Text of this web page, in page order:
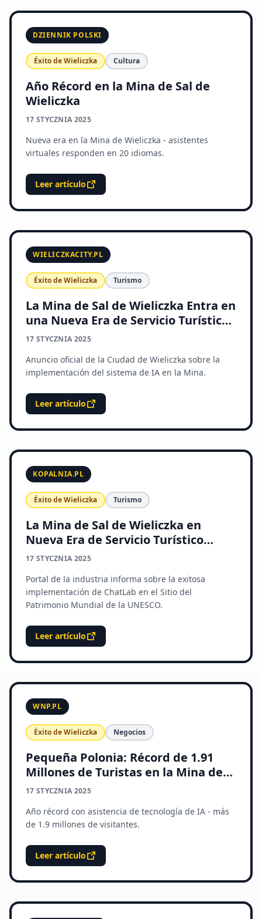
DZIENNIK POLSKI
Éxito de Wieliczka Cultura
Año Récord en la Mina de Sal de
Wieliczka
17 STYCZNIA 2025
Nueva era en la Mina de Wieliczka - asistentes
virtuales responden en 20 idiomas.
Leer artículo
WIELICZKACITY.PL
Éxito de Wieliczka Turismo
La Mina de Sal de Wieliczka Entra en
una Nueva Era de Servicio Turístico
Digital
17 STYCZNIA 2025
Anuncio oficial de la Ciudad de Wieliczka sobre la
implementación del sistema de IA en la Mina.
Leer artículo
KOPALNIA.PL
Éxito de Wieliczka Turismo
La Mina de Sal de Wieliczka en
Nueva Era de Servicio Turístico
Digital
17 STYCZNIA 2025
Portal de la industria informa sobre la exitosa
implementación de ChatLab en el Sitio del
Patrimonio Mundial de la UNESCO.
Leer artículo
WNP.PL
Éxito de Wieliczka Negocios
Pequeña Polonia: Récord de 1.91
Millones de Turistas en la Mina de
Sal de Wieliczka
17 STYCZNIA 2025
Año récord con asistencia de tecnología de IA - más
de 1.9 millones de visitantes.
Leer artículo